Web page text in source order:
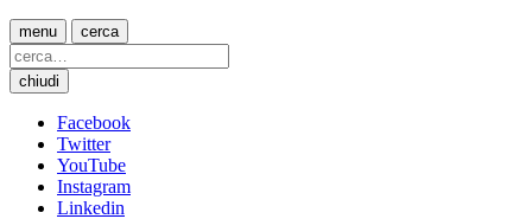
menu cerca
chiudi
Facebook
Twitter
YouTube
Instagram
Linkedin